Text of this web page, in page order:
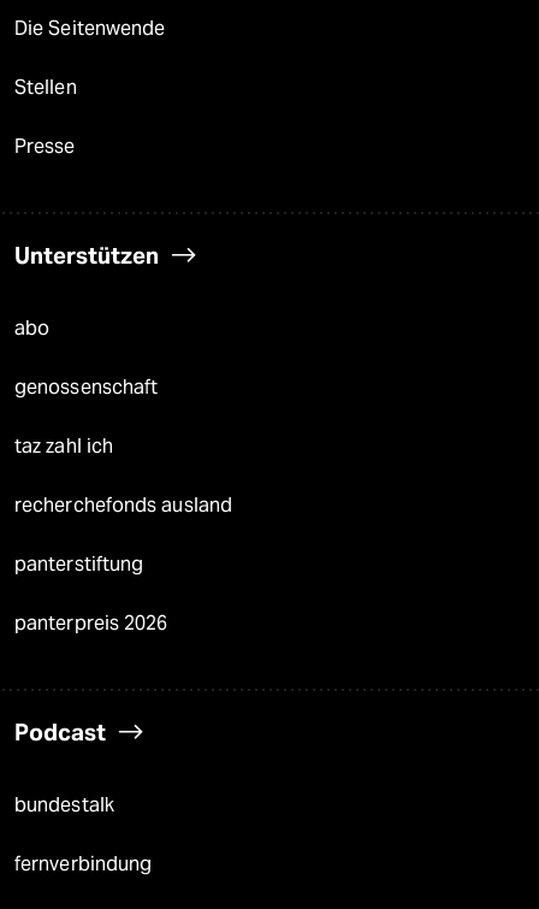
Die Seitenwende
Stellen
Presse
Unterstützen
abo
genossenschaft
taz zahl ich
recherchefonds ausland
panterstiftung
panterpreis 2026
Podcast
bundestalk
fernverbindung